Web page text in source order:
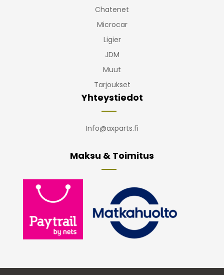
Chatenet
Microcar
Ligier
JDM
Muut
Tarjoukset
Yhteystiedot
Info@axparts.fi
Maksu & Toimitus